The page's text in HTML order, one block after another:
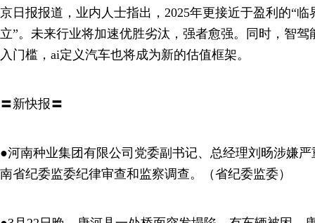
京日报报道，业内人士指出，2025年更接近于盈利的“临
立”。未来行业将加速优胜劣汰，强者愈强。同时，智
入门槛，ai定义汽车也将成为新的估值框架。
〓新快报〓
●河南种业集团有限公司党委副书记、总经理刘旸涉嫌
南省纪委监委纪律审查和监察调查。（省纪委监委）